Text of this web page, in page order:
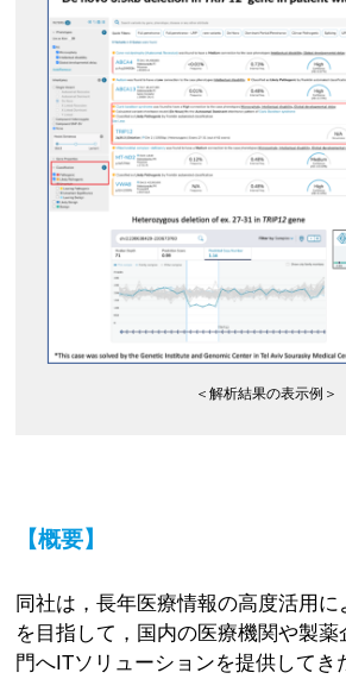
＜解析結果の表示例＞
【概要】
同社は，長年医療情報の高度活用
を目指して，国内の医療機関や製
門へITソリューションを提供してき